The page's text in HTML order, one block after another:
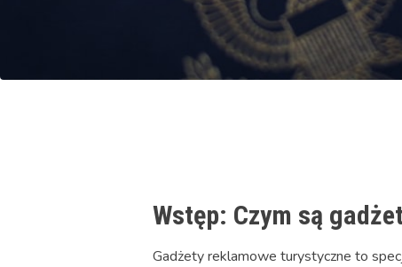
Wstęp: Czym są
Gadżety reklamowe turystyczne to